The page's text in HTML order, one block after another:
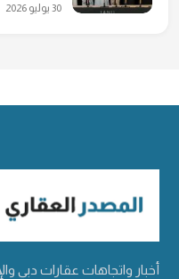
30 يوليو 2026
أخبار واتجاهات عقارات دبي